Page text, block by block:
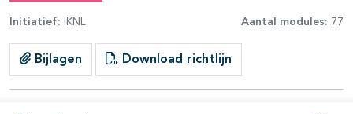
Initiatief: IKNL Aantal modules: 77
Bijlagen Download richtlijn
open- en dichtklappen